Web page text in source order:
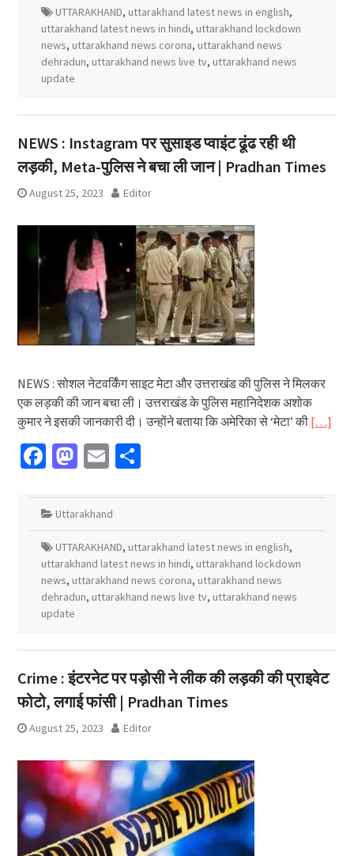
UTTARAKHAND, uttarakhand latest news in english,
uttarakhand latest news in hindi, uttarakhand lockdown
news, uttarakhand news corona, uttarakhand news
dehradun, uttarakhand news live tv, uttarakhand news
update
NEWS : Instagram पर सुसाइड प्वाइंट ढूंढ रही थी
लड़की, Meta-पुलिस ने बचा ली जान | Pradhan Times
August 25, 2023 Editor
NEWS : सोशल नेटवर्किंग साइट मेटा और उत्तराखंड की पुलिस ने मिलकर
एक लड़की की जान बचा ली। उत्तराखंड के पुलिस महानिदेशक अशोक
कुमार ने इसकी जानकारी दी। उन्होंने बताया कि अमेरिका से ‘मेटा’ की […]
Facebook
Mastodon
EmailShare
Uttarakhand
UTTARAKHAND, uttarakhand latest news in english,
uttarakhand latest news in hindi, uttarakhand lockdown
news, uttarakhand news corona, uttarakhand news
dehradun, uttarakhand news live tv, uttarakhand news
update
Crime : इंटरनेट पर पड़ोसी ने लीक की लड़की की प्राइवेट
फोटो, लगाई फांसी | Pradhan Times
August 25, 2023 Editor